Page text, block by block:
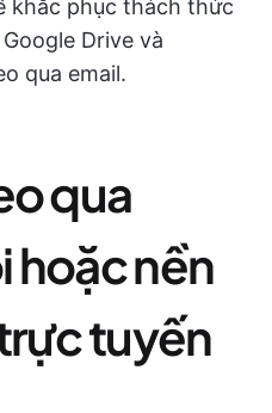
khắc phục thách thức
Drive và
qua email.
qua
hoặc nền
tuyến